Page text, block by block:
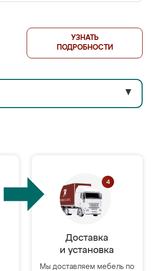
УЗНАТЬ
ПОДРОБНОСТИ
▼
Доставка
и установка
Мы доставляем мебель по